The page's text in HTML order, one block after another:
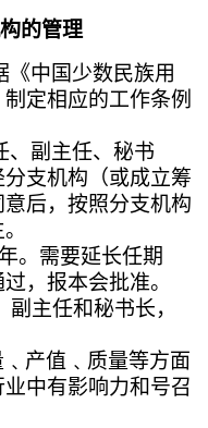
的管理
中国少数民族用
定相应的工作条例
、副主任、秘书
支机构（或成立筹
后，按照分支机构
需要延长任期
，报本会批准。
主任和秘书长，
产值﹑质量等方面
中有影响力和号召